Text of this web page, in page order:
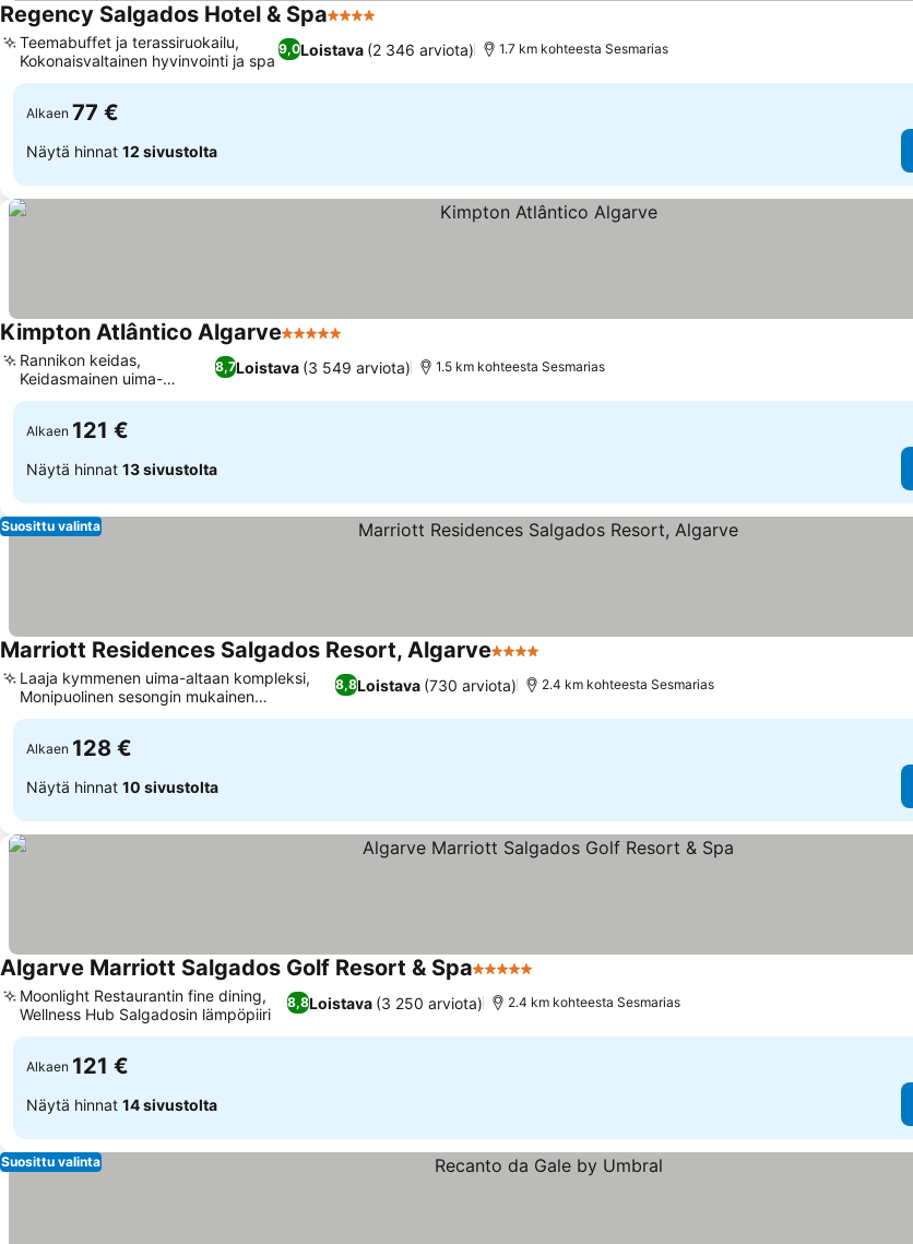
Regency Salgados Hotel & Spa4 Tähtiluokitus
9,0Loistava (2 346 arviota)
Teemabuffet ja terassiruokailu,
Kokonaisvaltainen hyvinvointi ja spa
1.7 km kohteesta Sesmarias
Alkaen 77 €
Näytä hinnat 12 sivustolta
Kimpton Atlântico Algarve5 Tähtiluokitus
8,7Loistava (3 549 arviota)
Rannikon keidas,
Keidasmainen uima-
allasalue
1.5 km kohteesta Sesmarias
Alkaen 121 €
Näytä hinnat 13 sivustolta
Suosittu valinta
Marriott Residences Salgados Resort, Algarve4 Tähtiluokitus
8,8Loistava (730 arviota)
Laaja kymmenen uima-altaan kompleksi,
Monipuolinen sesongin mukainen
ruokatarjonta
2.4 km kohteesta Sesmarias
Alkaen 128 €
Näytä hinnat 10 sivustolta
Algarve Marriott Salgados Golf Resort & Spa5 Tähtiluokitus
8,8Loistava (3 250 arviota)
Moonlight Restaurantin fine dining,
Wellness Hub Salgadosin lämpöpiiri
2.4 km kohteesta Sesmarias
Alkaen 121 €
Näytä hinnat 14 sivustolta
Suosittu valinta